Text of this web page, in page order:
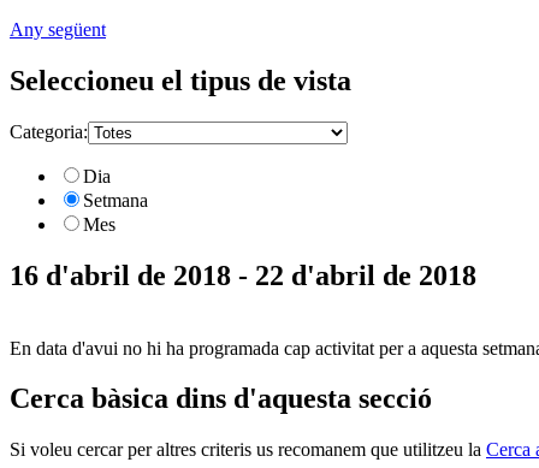
Any següent
Seleccioneu el tipus de vista
Categoria:
Dia
Setmana
Mes
16 d'abril de 2018 - 22 d'abril de 2018
En data d'avui no hi ha programada cap activitat per a aquesta
Cerca bàsica dins d'aquesta secció
Si voleu cercar per altres criteris us recomanem que utilitzeu la Cerca